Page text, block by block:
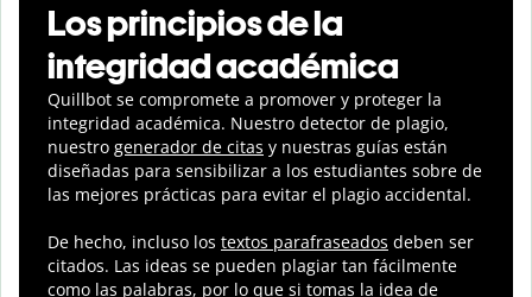
Los principios de la
integridad académica
Quillbot se compromete a promover y proteger la
integridad académica. Nuestro detector de plagio,
nuestro generador de citas y nuestras guías están
diseñadas para sensibilizar a los estudiantes sobre de
las mejores prácticas para evitar el plagio accidental.
De hecho, incluso los textos parafraseados deben ser
citados. Las ideas se pueden plagiar tan fácilmente
como las palabras, por lo que si tomas la idea de